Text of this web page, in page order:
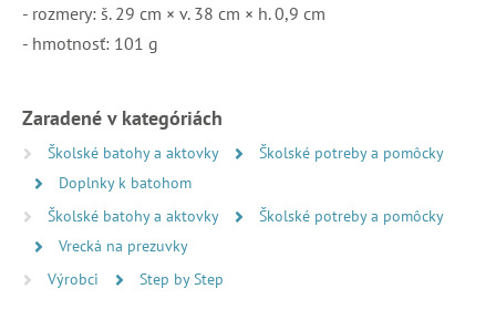
- rozmery: š. 29 cm × v. 38 cm × h. 0,9 cm
- hmotnosť: 101 g
Zaradené v kategóriách
Školské batohy a aktovky
Školské potreby a pomôcky
Doplnky k batohom
Školské batohy a aktovky
Školské potreby a pomôcky
Vrecká na prezuvky
Výrobci
Step by Step